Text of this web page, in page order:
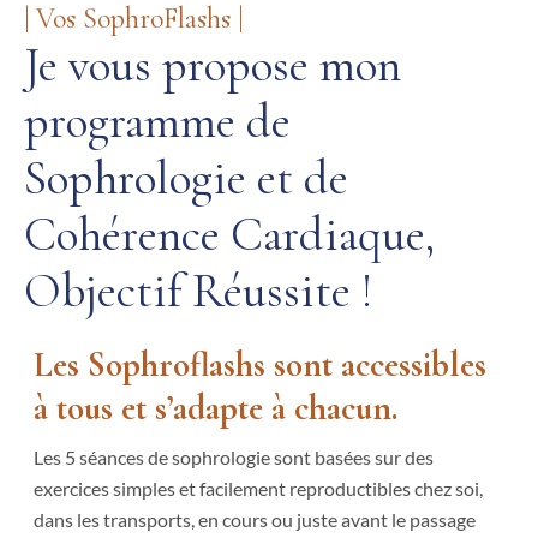
| Vos SophroFlashs |
Je vous propose mon
programme de
Sophrologie et de
Cohérence Cardiaque,
Objectif Réussite !
Les Sophroflashs sont accessibles
à tous et s’adapte à chacun.
Les 5 séances de sophrologie sont basées sur des
exercices simples et facilement reproductibles chez soi,
dans les transports, en cours ou juste avant le passage